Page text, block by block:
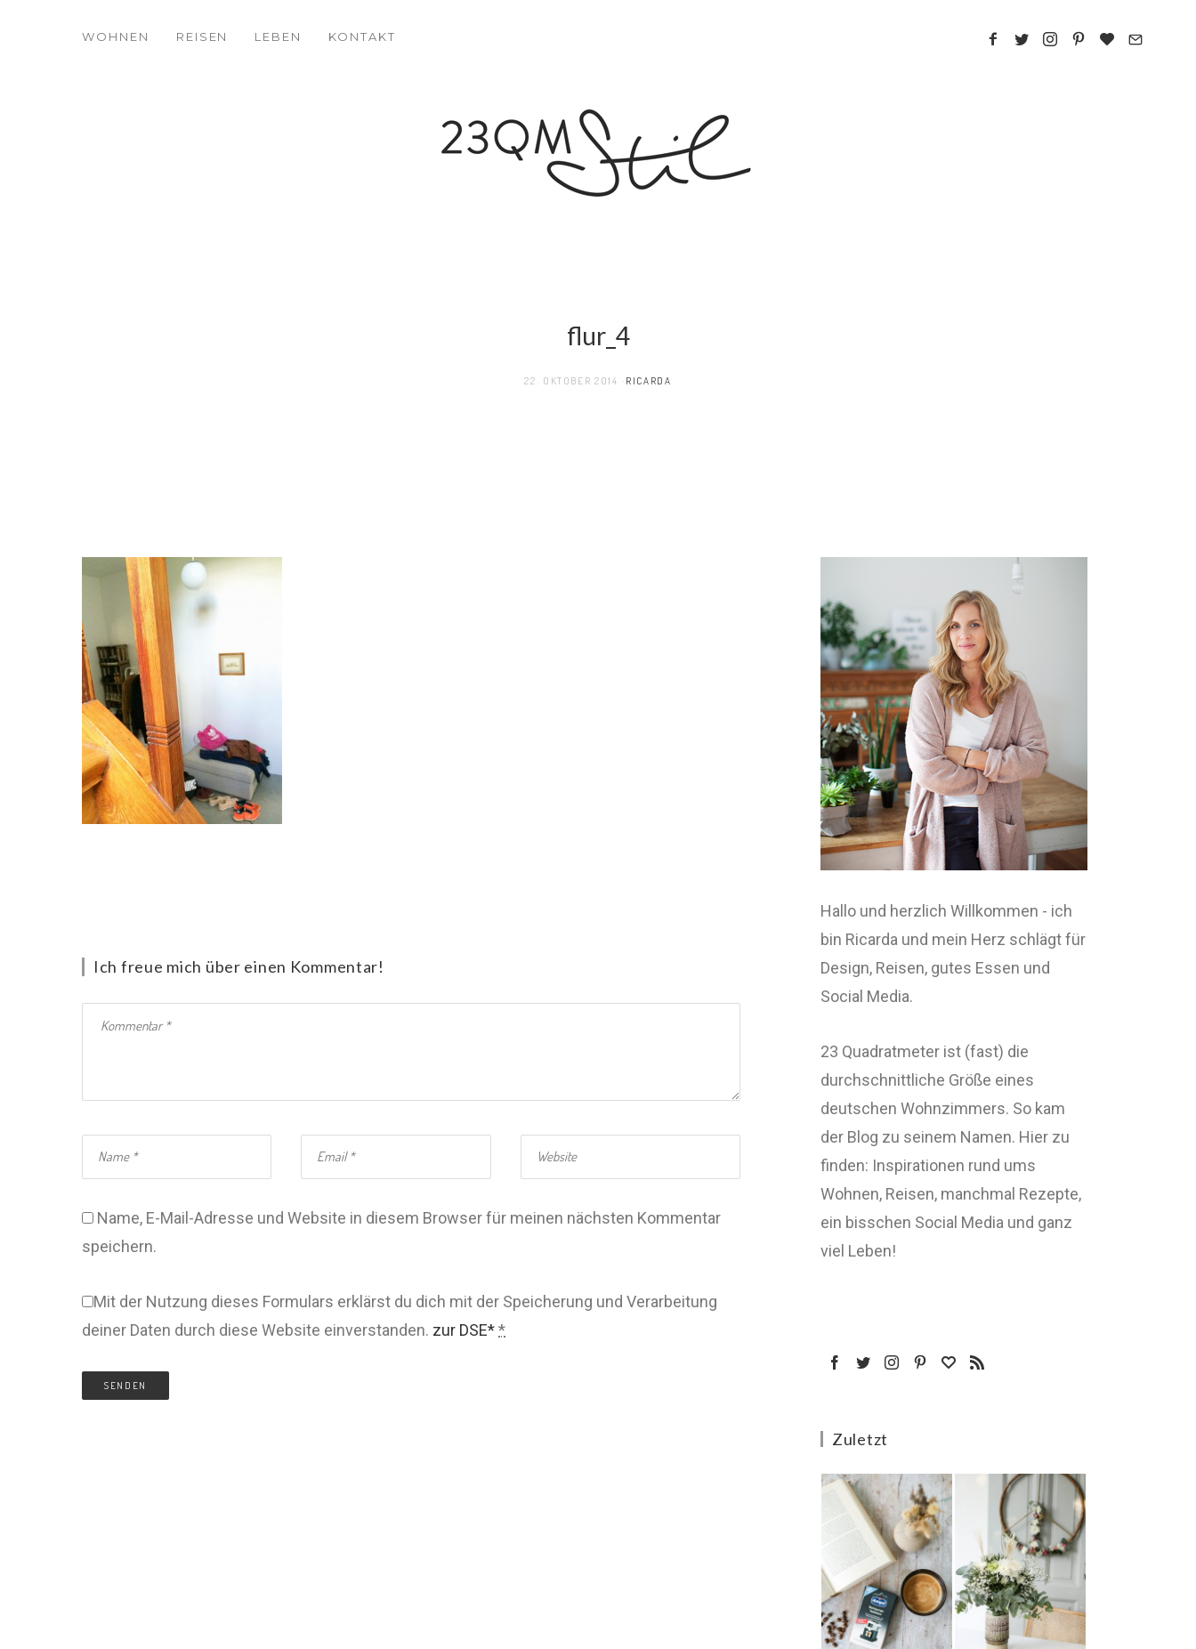
WOHNEN REISEN LEBEN KONTAKT
flur_4
22. OKTOBER 2014 RICARDA
Ich freue mich über einen Kommentar!
Name, E-Mail-Adresse und Website in diesem Browser für meinen nächsten Kommentar
speichern.
Mit der Nutzung dieses Formulars erklärst du dich mit der Speicherung und Verarbeitung
deiner Daten durch diese Website einverstanden. zur DSE**
Hallo und herzlich Willkommen - ich
bin Ricarda und mein Herz schlägt für
Design, Reisen, gutes Essen und
Social Media.
23 Quadratmeter ist (fast) die
durchschnittliche Größe eines
deutschen Wohnzimmers. So kam
der Blog zu seinem Namen. Hier zu
finden: Inspirationen rund ums
Wohnen, Reisen, manchmal Rezepte,
ein bisschen Social Media und ganz
viel Leben!
Zuletzt